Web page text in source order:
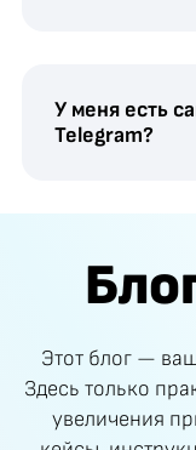
У меня есть
Telegram?
Этот блог —
Здесь только
увеличения